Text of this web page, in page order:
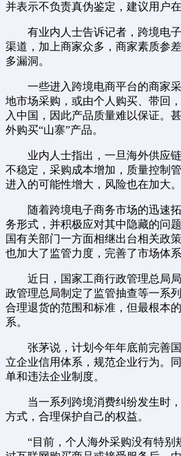
并表示不负责真伪鉴定，建议用户
有业内人士告诉记者，跨境电子
渠道，加上商家众多，商家素质参
多漏洞。
一些进入跨境电商平台的商家采
地市场采购，或由个人购买、带回
入中国，因此产品质量难以保证。
外购买“山寨”产品。
业内人士指出，一旦海外供应链
不稳定，采购成本增加，质量控制
进入的可能性增大，风险也在加大。
随着跨境电子商务市场的迅速拓
务形式，并积极应对其中隐藏的问
国有关部门一方面相继出台相关政
也加大了监管力度，完善了市场体系
近日，国家工商行政管理总局局
政管理总局制定了监管抽查等一系
合理退货的范围和标准，但最根本
系。
张茅说，计划今年年底前完善国
立企业信用体系，规范企业行为。
单和违法企业制度。
当一系列跨境消费纠纷发生时，
方式，合理保护自己的权益。
“目前，个人海外采购没有特别